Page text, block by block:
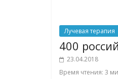
Лучевая терапия
400
23.04.2018
Время чтения: 3